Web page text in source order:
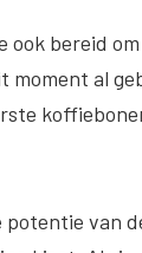
ook bereid
moment al
van